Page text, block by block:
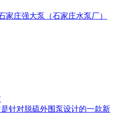
家庄强大泵（石家庄水泵厂）
针对脱硫外围泵设计的一款新